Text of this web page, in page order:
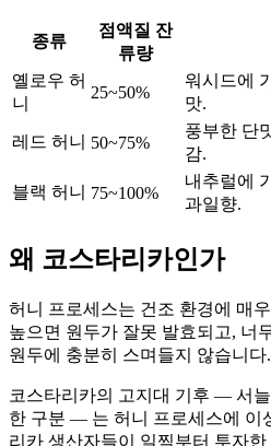
종류
점액질 잔
류량
옐로우 허
니
25~50%
워시드에
맛.
레드 허니 50~75%
풍부한 단
감.
블랙 허니 75~100%
내추럴에
과일향.
왜 코스타리카인가
허니 프로세스는 건조 환경에 매
높으면 원두가 잘못 발효되고, 너
원두에 충분히 스며들지 않습니다.
코스타리카의 고지대 기후 — 서
한 구분 — 는 허니 프로세스에 이
리카 생산자들이 일찍부터 투자